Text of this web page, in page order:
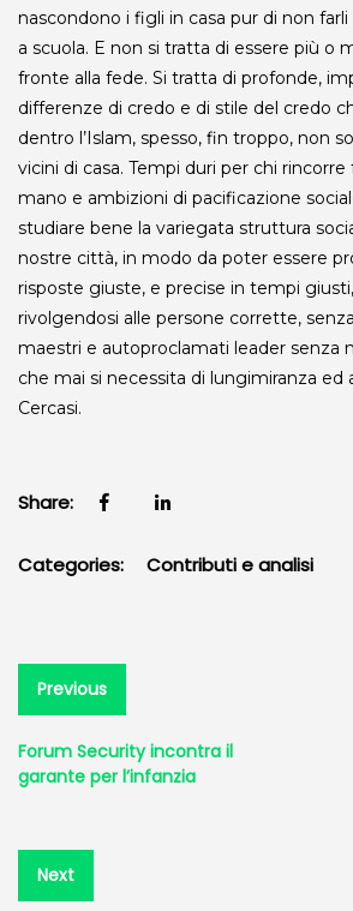
nascondono i figli in casa pur di non farli
a scuola. E non si tratta di essere più o
fronte alla fede. Si tratta di profonde,
differenze di credo e di stile del credo
dentro l’Islam, spesso, fin troppo, non
vicini di casa. Tempi duri per chi
mano e ambizioni di pacificazione
studiare bene la variegata struttura
nostre città, in modo da poter essere
risposte giuste, e precise in tempi
rivolgendosi alle persone corrette,
maestri e autoproclamati leader senza
che mai si necessita di lungimiranza ed
Cercasi.
Share:
Categories: Contributi e analisi
Navigazione
articoli
Previous
Previous
post:
Forum Security incontra il
garante per l’infanzia
Next
Next
post: